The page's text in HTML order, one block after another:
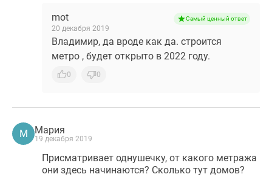
mot
20 декабря 2019
Самый ценный ответ
Владимир, да вроде как да. строится
метро , будет открыто в 2022 году.
0 0
М Мария
19 декабря 2019
Присматривает однушечку, от какого метража
они здесь начинаются? Сколько тут домов?